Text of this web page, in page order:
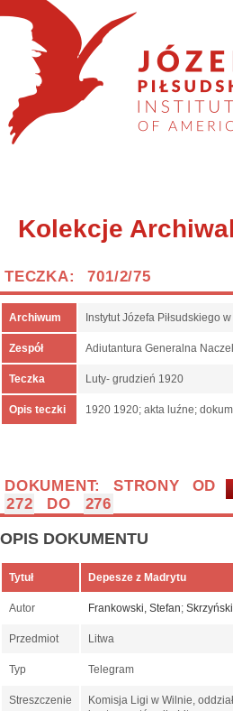
Kolekcje
TECZKA: 701/2/75
Archiwum Instytut Józefa Piłsudskiego
Zespół Adiutantura Generalna
Teczka Luty- grudzień 1920
Opis teczki 1920 1920; akta luźne;
DOKUMENT: STRONY OD
272
DO 276
OPIS DOKUMENTU
Tytuł Depesze z Madrytu
Autor Frankowski, Stefan;
Przedmiot Litwa
Typ Telegram
Streszczenie
Komisja Ligi w Wilnie,